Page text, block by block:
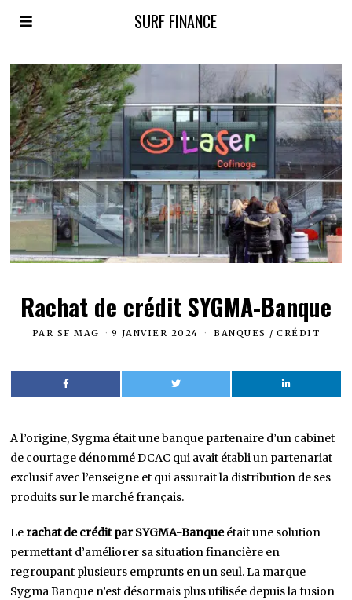
SURF FINANCE
Rachat de crédit SYGMA-Banque
PAR SF MAG 9 JANVIER 2024 BANQUES / CRÉDIT
A l’origine, Sygma était une banque partenaire d’un cabinet
de courtage dénommé DCAC qui avait établi un partenariat
exclusif avec l’enseigne et qui assurait la distribution de ses
produits sur le marché français.
Le rachat de crédit par SYGMA-Banqueétait une solution
permettant d’améliorer sa situation financière en
regroupant plusieurs emprunts en un seul. La marque
Sygma Banque n’est désormais plus utilisée depuis la fusion